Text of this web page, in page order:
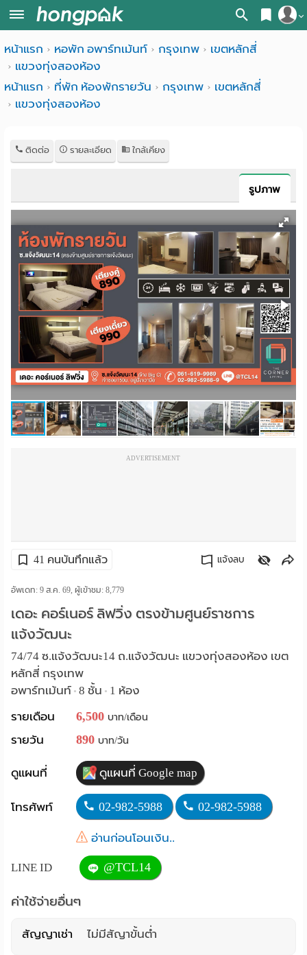
สมัครสมาชิก
หน้า
ค้นหา
ค้นจากสถานีรถไฟฟ้า
ค้นจากแผนที่
ค้นแบบละเอียด
พาร์
ห้อง
พัก
ราย
เดือน
ห้อง
พัก
ราย
Language
:
English
หน้าแรก หอพัก อพาร์ทเม้นท์ กรุงเทพ
เขตหลักสี่
แขวงทุ่งสองห้อง
หน้าแรก
ที่พัก ห้องพักรายวัน กรุงเทพ
เขตหลักสี่
แขวงทุ่งสองห้อง
ติดต่อ รายละเอียด ใกล้เคียง
รูปภาพ
ADVERTISEMENT
41 คนบันทึกแล้ว แจ้งลบ
อัพเดท: 9 ส.ค. 69, ผู้เข้าชม:8,779
เดอะ คอร์เนอร์ ลิฟวิ่ง ตรงข้ามศูนย์ราชการ
แจ้งวัฒนะ
74/74 ซ.แจ้งวัฒนะ14 ถ.แจ้งวัฒนะ แขวงทุ่งสองห้อง เขต
หลักสี่ กรุงเทพ
อพาร์ทเม้นท์ • 8 ชั้น • 1 ห้อง
รายเดือน
6,500 บาท/เดือน
รายวัน 890 บาท/วัน
ดูแผนที่ ดูแผนที่ Google map
โทรศัพท์ 02-982-5988 02-982-5988
อ่านก่อนโอนเงิน..
LINE ID @TCL14
ค่าใช้จ่ายอื่นๆ
สัญญาเช่า ไม่มีสัญาขั้นต่ำ